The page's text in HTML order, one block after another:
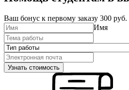
Ваш бонус к первому заказу 300 руб.
Имя